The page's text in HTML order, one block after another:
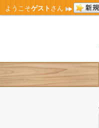
ようこそゲストさん